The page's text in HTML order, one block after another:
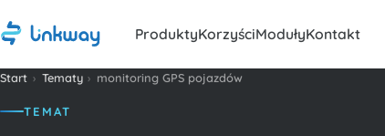
ProduktyKorzyściModułyKontakt
Start › Tematy › monitoring GPS pojazdów
TEMAT